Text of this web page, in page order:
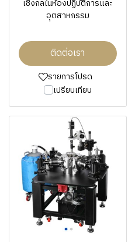
เชิงกลในห้องปฏิบัติการและ
อุตสาหกรรม
ติดต่อเรา
รายการโปรด
เปรียบเทียบ